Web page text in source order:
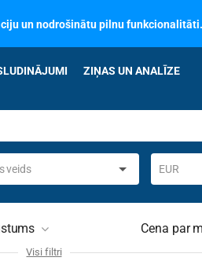
un nodrošinātu pilnu
ZIŅAS UN ANALĪZE
veids EUR
Cena par
Visi filtri